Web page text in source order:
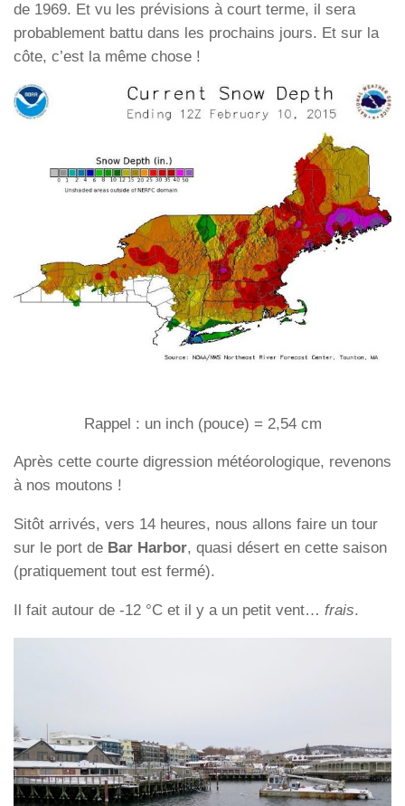
de 1969. Et vu les prévisions à court terme, il sera
probablement battu dans les prochains jours. Et sur la
côte, c’est la même chose !
Rappel : un inch(pouce) = 2,54 cm
Après cette courte digression météorologique, revenons
à nos moutons !
Sitôt arrivés, vers 14 heures, nous allons faire un tour
sur le port de Bar Harbor, quasi désert en cette saison
(pratiquement tout est fermé).
Il fait autour de -12 °C et il y a un petit vent… frais.